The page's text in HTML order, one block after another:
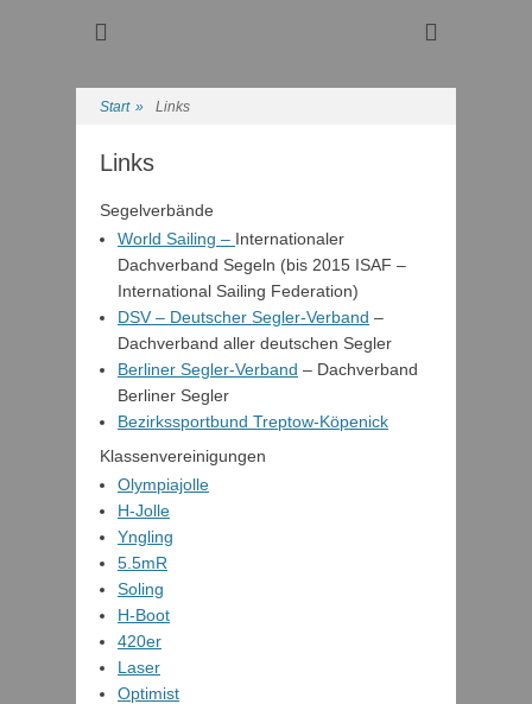
Wassersport-Verein
Regattasport und Wasserwandern - Freizeit mit der ganzen
Start » Links
Links
Segelverbände
World Sailing – Internationaler
Dachverband Segeln (bis 2015 ISAF –
International Sailing Federation)
DSV – Deutscher Segler-Verband –
Dachverband aller deutschen Segler
Berliner Segler-Verband – Dachverband
Berliner Segler
Bezirkssportbund Treptow-Köpenick
Klassenvereinigungen
Olympiajolle
H-Jolle
Yngling
5.5mR
Soling
H-Boot
420er
Laser
Optimist